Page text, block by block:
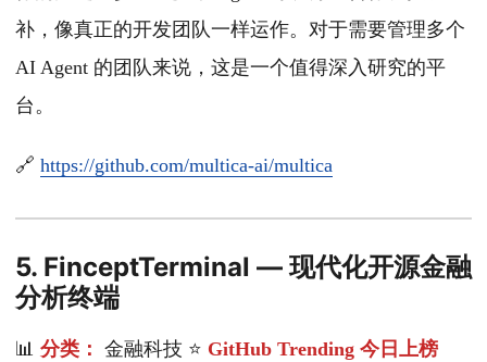
补，像真正的开发团队一样运作。对于需要管理多个
AI Agent 的团队来说，这是一个值得深入研究的平
台。
🔗 https://github.com/multica-ai/multica
5. FinceptTerminal — 现代化开源金融
分析终端
📊 分类： 金融科技 ⭐ GitHub Trending 今日上榜